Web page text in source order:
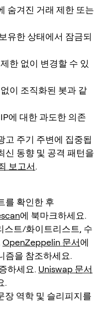
숨겨진 거래 제한 또는
유한 상태에서 잠금되
한 없이 변경할 수 있
이 조직화된 봇과 같
에 대한 과도한 의존
고 주기 주변에 집중됩
신 동향 및 공격 패턴을
보고서.
를 확인한 후
에 북마크하세요.
스트/화이트리스트, 수
OpenZeppelin 문서에
즘을 참조하세요.
하세요. Uniswap 문서
.
장 역학 및 슬리피지를